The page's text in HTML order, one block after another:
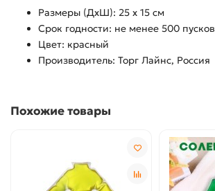
Размеры (ДхШ): 25 х 15 см
Срок годности: не менее 500 пусков
Цвет: красный
Производитель: Торг Лайнс, Россия
Похожие товары